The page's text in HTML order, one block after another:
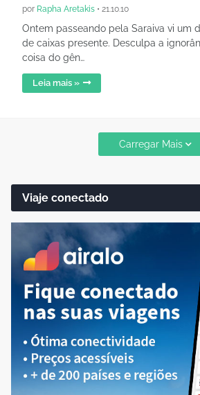
por Rapha Aretakis • 21.10.10
Ontem passeando pela Saraiva vi um
de caixas presente. Desculpa a
coisa do gên…
Leia mais »
Carregar Mais
Viaje conectado